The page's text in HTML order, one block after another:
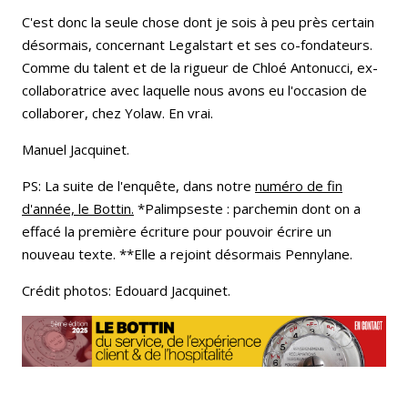
C'est donc la seule chose dont je sois à peu près certain
désormais, concernant Legalstart et ses co-fondateurs.
Comme du talent et de la rigueur de Chloé Antonucci, ex-
collaboratrice avec laquelle nous avons eu l'occasion de
collaborer, chez Yolaw. En vrai.
Manuel Jacquinet.
PS: La suite de l'enquête, dans notre numéro de fin
d'année, le Bottin. *Palimpseste : parchemin dont on a
effacé la première écriture pour pouvoir écrire un
nouveau texte. **Elle a rejoint désormais Pennylane.
Crédit photos: Edouard Jacquinet.